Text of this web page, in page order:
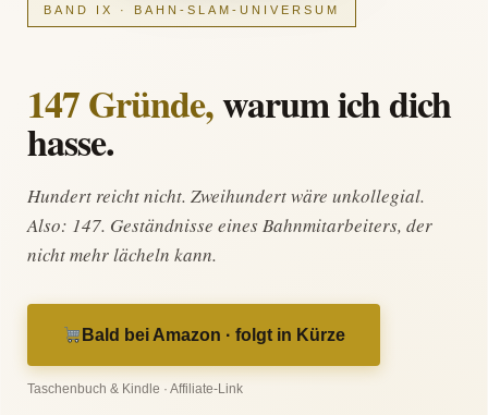
BAND IX · BAHN-SLAM-UNIVERSUM
147 Gründe,warum ich dich
hasse.
Hundert reicht nicht. Zweihundert wäre unkollegial.
Also: 147. Geständnisse eines Bahnmitarbeiters, der
nicht mehr lächeln kann.
Bald bei Amazon · folgt in Kürze
Taschenbuch & Kindle · Affiliate-Link